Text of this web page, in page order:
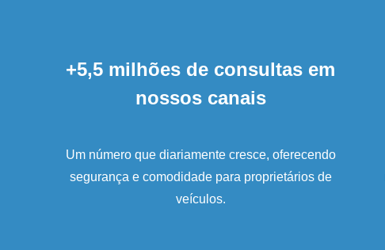
+5,5 milhões de consultas em
nossos canais
Um número que diariamente cresce, oferecendo
segurança e comodidade para proprietários de
veículos.